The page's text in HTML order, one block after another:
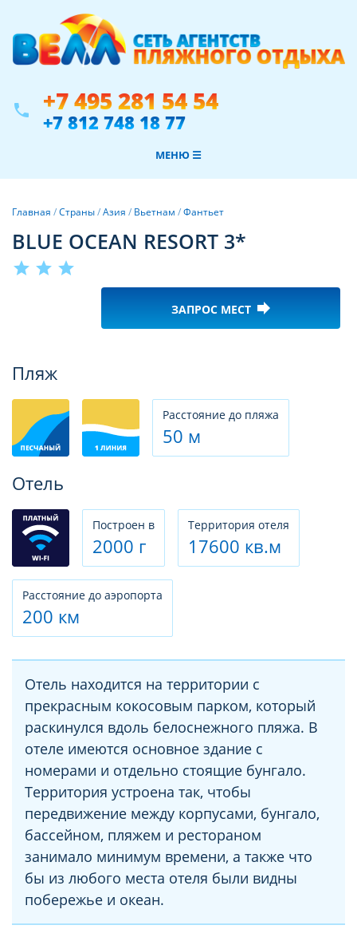
phone +7 495 281 54 54
+7 812 748 18 77
МЕНЮ ☰
Главная /Страны/Азия / Вьетнам /Фантьет
BLUE OCEAN RESORT 3*
star star star
ЗАПРОС МЕСТ forward
Пляж
Расстояние до пляжа
50 м
Отель
Построен в
2000 г
Территория отеля
17600 кв.м
Расстояние до аэропорта
200 км
Отель находится на территории с
прекрасным кокосовым парком, который
раскинулся вдоль белоснежного пляжа. В
отеле имеются основное здание с
номерами и отдельно стоящие бунгало.
Территория устроена так, чтобы
передвижение между корпусами, бунгало,
бассейном, пляжем и рестораном
занимало минимум времени, а также что
бы из любого места отеля были видны
побережье и океан.